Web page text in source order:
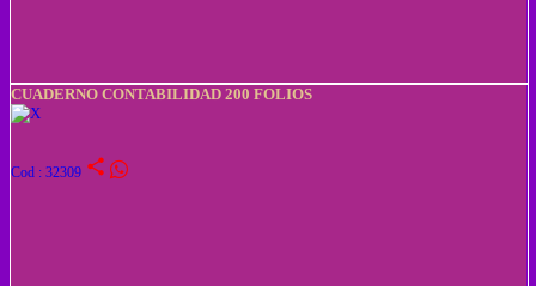
CUADERNO CONTABILIDAD 200 FOLIOS
Cod : 32309 share